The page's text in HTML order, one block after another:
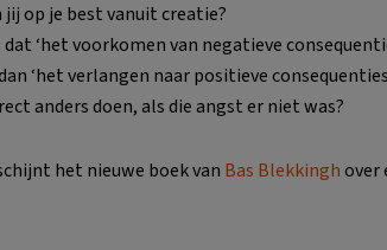
jij op je best vanuit creatie?
‘het voorkomen van negatieve
‘het verlangen naar positieve
anders doen, als die angst er niet was?
het nieuwe boek van Bas Blekkinghover